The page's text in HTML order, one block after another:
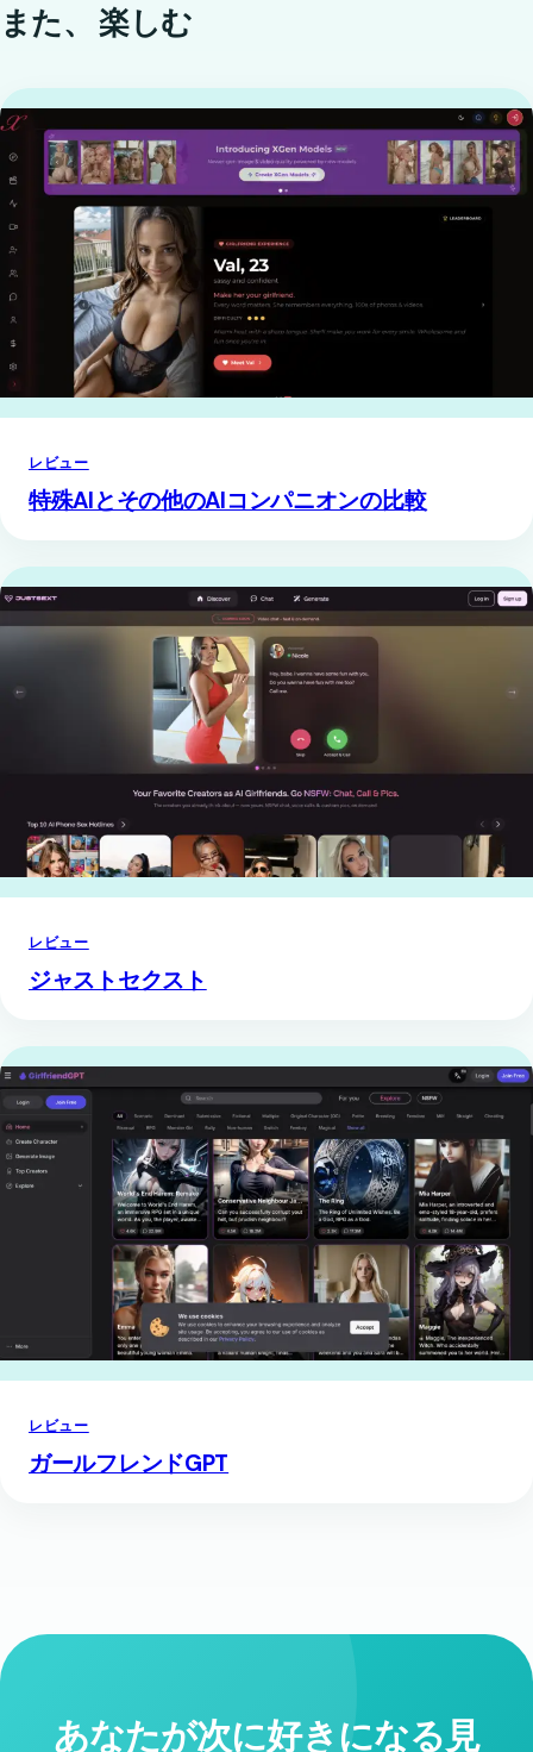
また、楽しむ
レビュー
特殊AIとその他のAIコンパニオンの比較
レビュー
ジャストセクスト
レビュー
ガールフレンドGPT
あなたが次に好きになる見